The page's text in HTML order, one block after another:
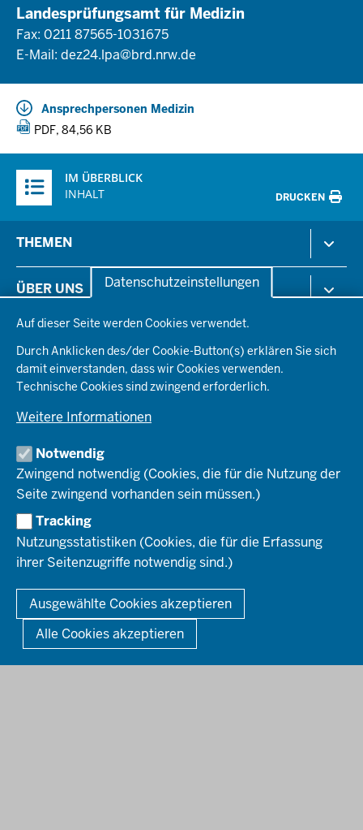
Datenschutzeinstellungen
Auf dieser Seite werden Cookies verwendet.
Durch Anklicken des/der Cookie-Button(s) erklären Sie sich
damit einverstanden, dass wir Cookies verwenden.
Technische Cookies sind zwingend erforderlich.
Weitere Informationen
Notwendig
Zwingend notwendig (Cookies, die für die Nutzung der
Seite zwingend vorhanden sein müssen.)
Tracking
Nutzungsstatistiken (Cookies, die für die Erfassung
ihrer Seitenzugriffe notwendig sind.)
Ausgewählte Cookies akzeptieren
Alle Cookies akzeptieren
Landesprüfungsamt für Medizin
Fax: 0211 87565-1031675
E-Mail: dez24.lpa@brd.nrw.de
Ansprechpersonen Medizin
PDF, 84,56 KB
Inhalte
IM ÜBERBLICK
INHALT
DRUCKEN
in
der
Fußzeile
THEMEN
Gesundheit & Soziales
Kommunales & Wirtschaft
Planen & Bauen
Schule & Bildung
Umwelt & Natur
ÜBER UNS
Aktenpläne
Organisationsstruktur
Behördenleitung
Die Bezirksregierung
Organisationsplan
Institutionen
Arbeitgeberprofil
Stellenangebote
Ausbildung
PRESSE
Pressefotos
Social-Media-Kanäle
REGIONALRAT DÜSSELDORF
SERVICES
Bekanntmachungen
Förderprogramme
Kontakt
Mediathek
So finden Sie uns
Anerkennung von Bildungsnachweisen
Offenlagen
HOTLINE
© 2026 Bezirksregierung Düsseldorf
Fußzeile
DATENSCHUTZ BARRIEREFREIHEIT
IMPRESSUM
KONTAKT